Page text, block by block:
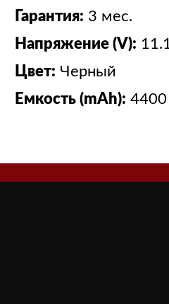
Гарантия: 3 мес.
Напряжение (V):
Цвет: Черный
Емкость (mAh): 4400